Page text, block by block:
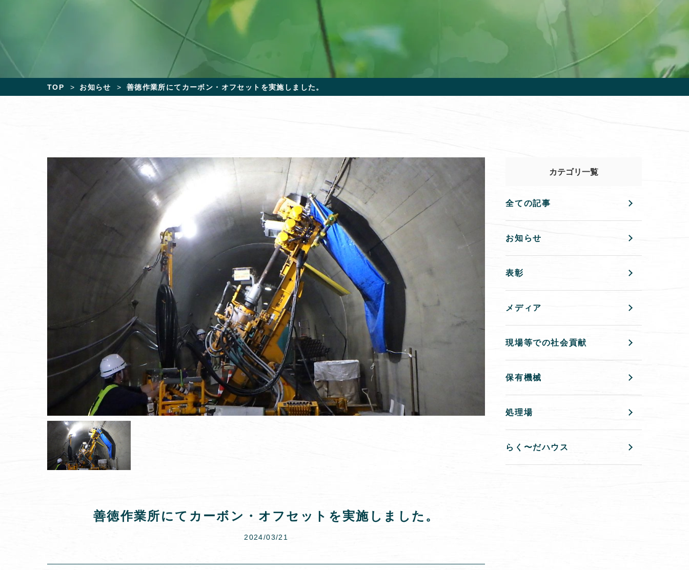
TOP お知らせ 善徳作業所にてカーボン・オフセットを実施しました。
善徳作業所にてカーボン・オフセットを実施しました。
2024/03/21
カテゴリ一覧
全ての記事
お知らせ
表彰
メディア
現場等での社会貢献
保有機械
処理場
らく〜だハウス